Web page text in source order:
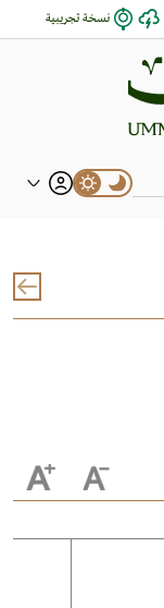
نسخة تجريبية